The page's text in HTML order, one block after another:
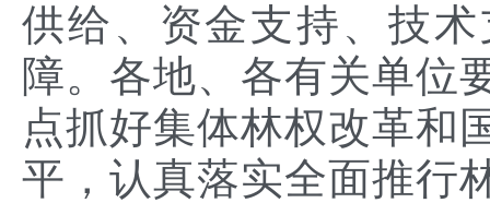
供给、资金支持、技
障。各地、各有关单位
点抓好集体林权改革和
平，认真落实全面推行